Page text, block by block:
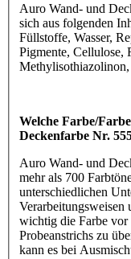
Auro Wand- und
sich aus folgenden
Füllstoffe, Wasser,
Pigmente, Cellulose,
Welche Farbe/
Deckenfarbe Nr.
Auro Wand- und
mehr als 700
unterschiedlichen
Verarbeitungsweisen
wichtig die Farbe vor
Probeanstrichs zu
kann es bei